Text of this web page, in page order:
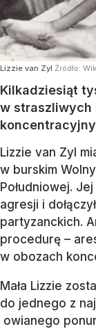
Lizzie van Zyl Źródło:
Kilkadziesiąt
w straszliwych
Lizzie van Zyl
w burskim
Południowej.
agresji i
partyzanckich.
procedurę –
w obozach
Mała Lizzie
do jednego z
owianego